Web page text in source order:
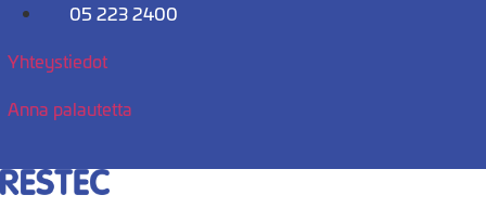
Mene
05 223 2400
Yhteystiedot
Anna palautetta